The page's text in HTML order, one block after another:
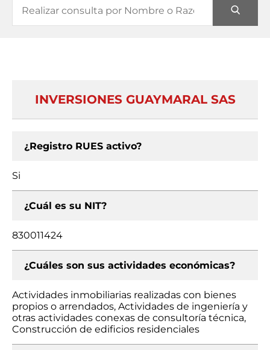
INVERSIONES GUAYMARAL SAS
¿Registro RUES activo?
Si
¿Cuál es su NIT?
830011424
¿Cuáles son sus actividades económicas?
Actividades inmobiliarias realizadas con bienes
propios o arrendados, Actividades de ingeniería y
otras actividades conexas de consultoría técnica,
Construcción de edificios residenciales